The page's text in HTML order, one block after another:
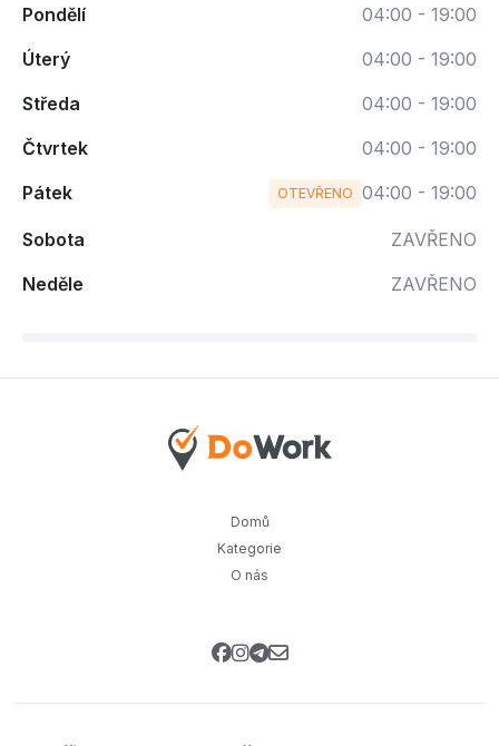
Pondělí
04:00 - 19:00
Úterý
04:00 - 19:00
Středa
04:00 - 19:00
Čtvrtek
04:00 - 19:00
Pátek
OTEVŘENO 04:00 - 19:00
Sobota
ZAVŘENO
Neděle
ZAVŘENO
Domů
Kategorie
O nás